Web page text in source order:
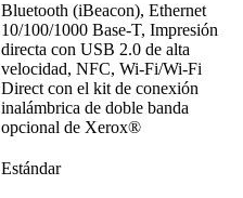
Bluetooth (iBeacon), Ethernet
10/100/1000 Base-T, Impresión
directa con USB 2.0 de alta
velocidad, NFC, Wi-Fi/Wi-Fi
Direct con el kit de conexión
inalámbrica de doble banda
opcional de Xerox®
Estándar